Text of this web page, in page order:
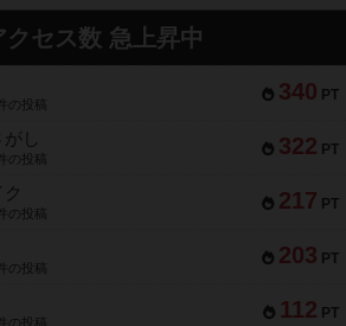
クセス数 急上昇中
340 PT
の投稿
322 PT
し
の投稿
217 PT
の投稿
203 PT
の投稿
112 PT
の投稿